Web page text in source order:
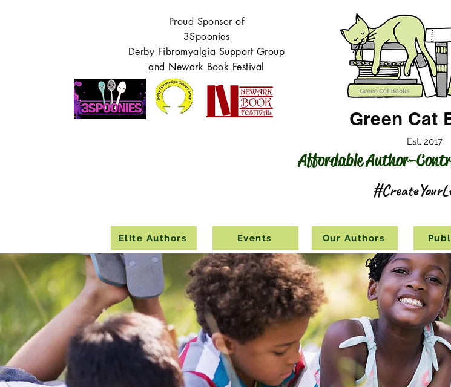
Green Cat
Est. 2017
Proud Sponsor of
3Spoonies
Derby Fibromyalgia Support Group
and Newark Book Festival
Affordable Author-
Elite Authors Events Our Authors